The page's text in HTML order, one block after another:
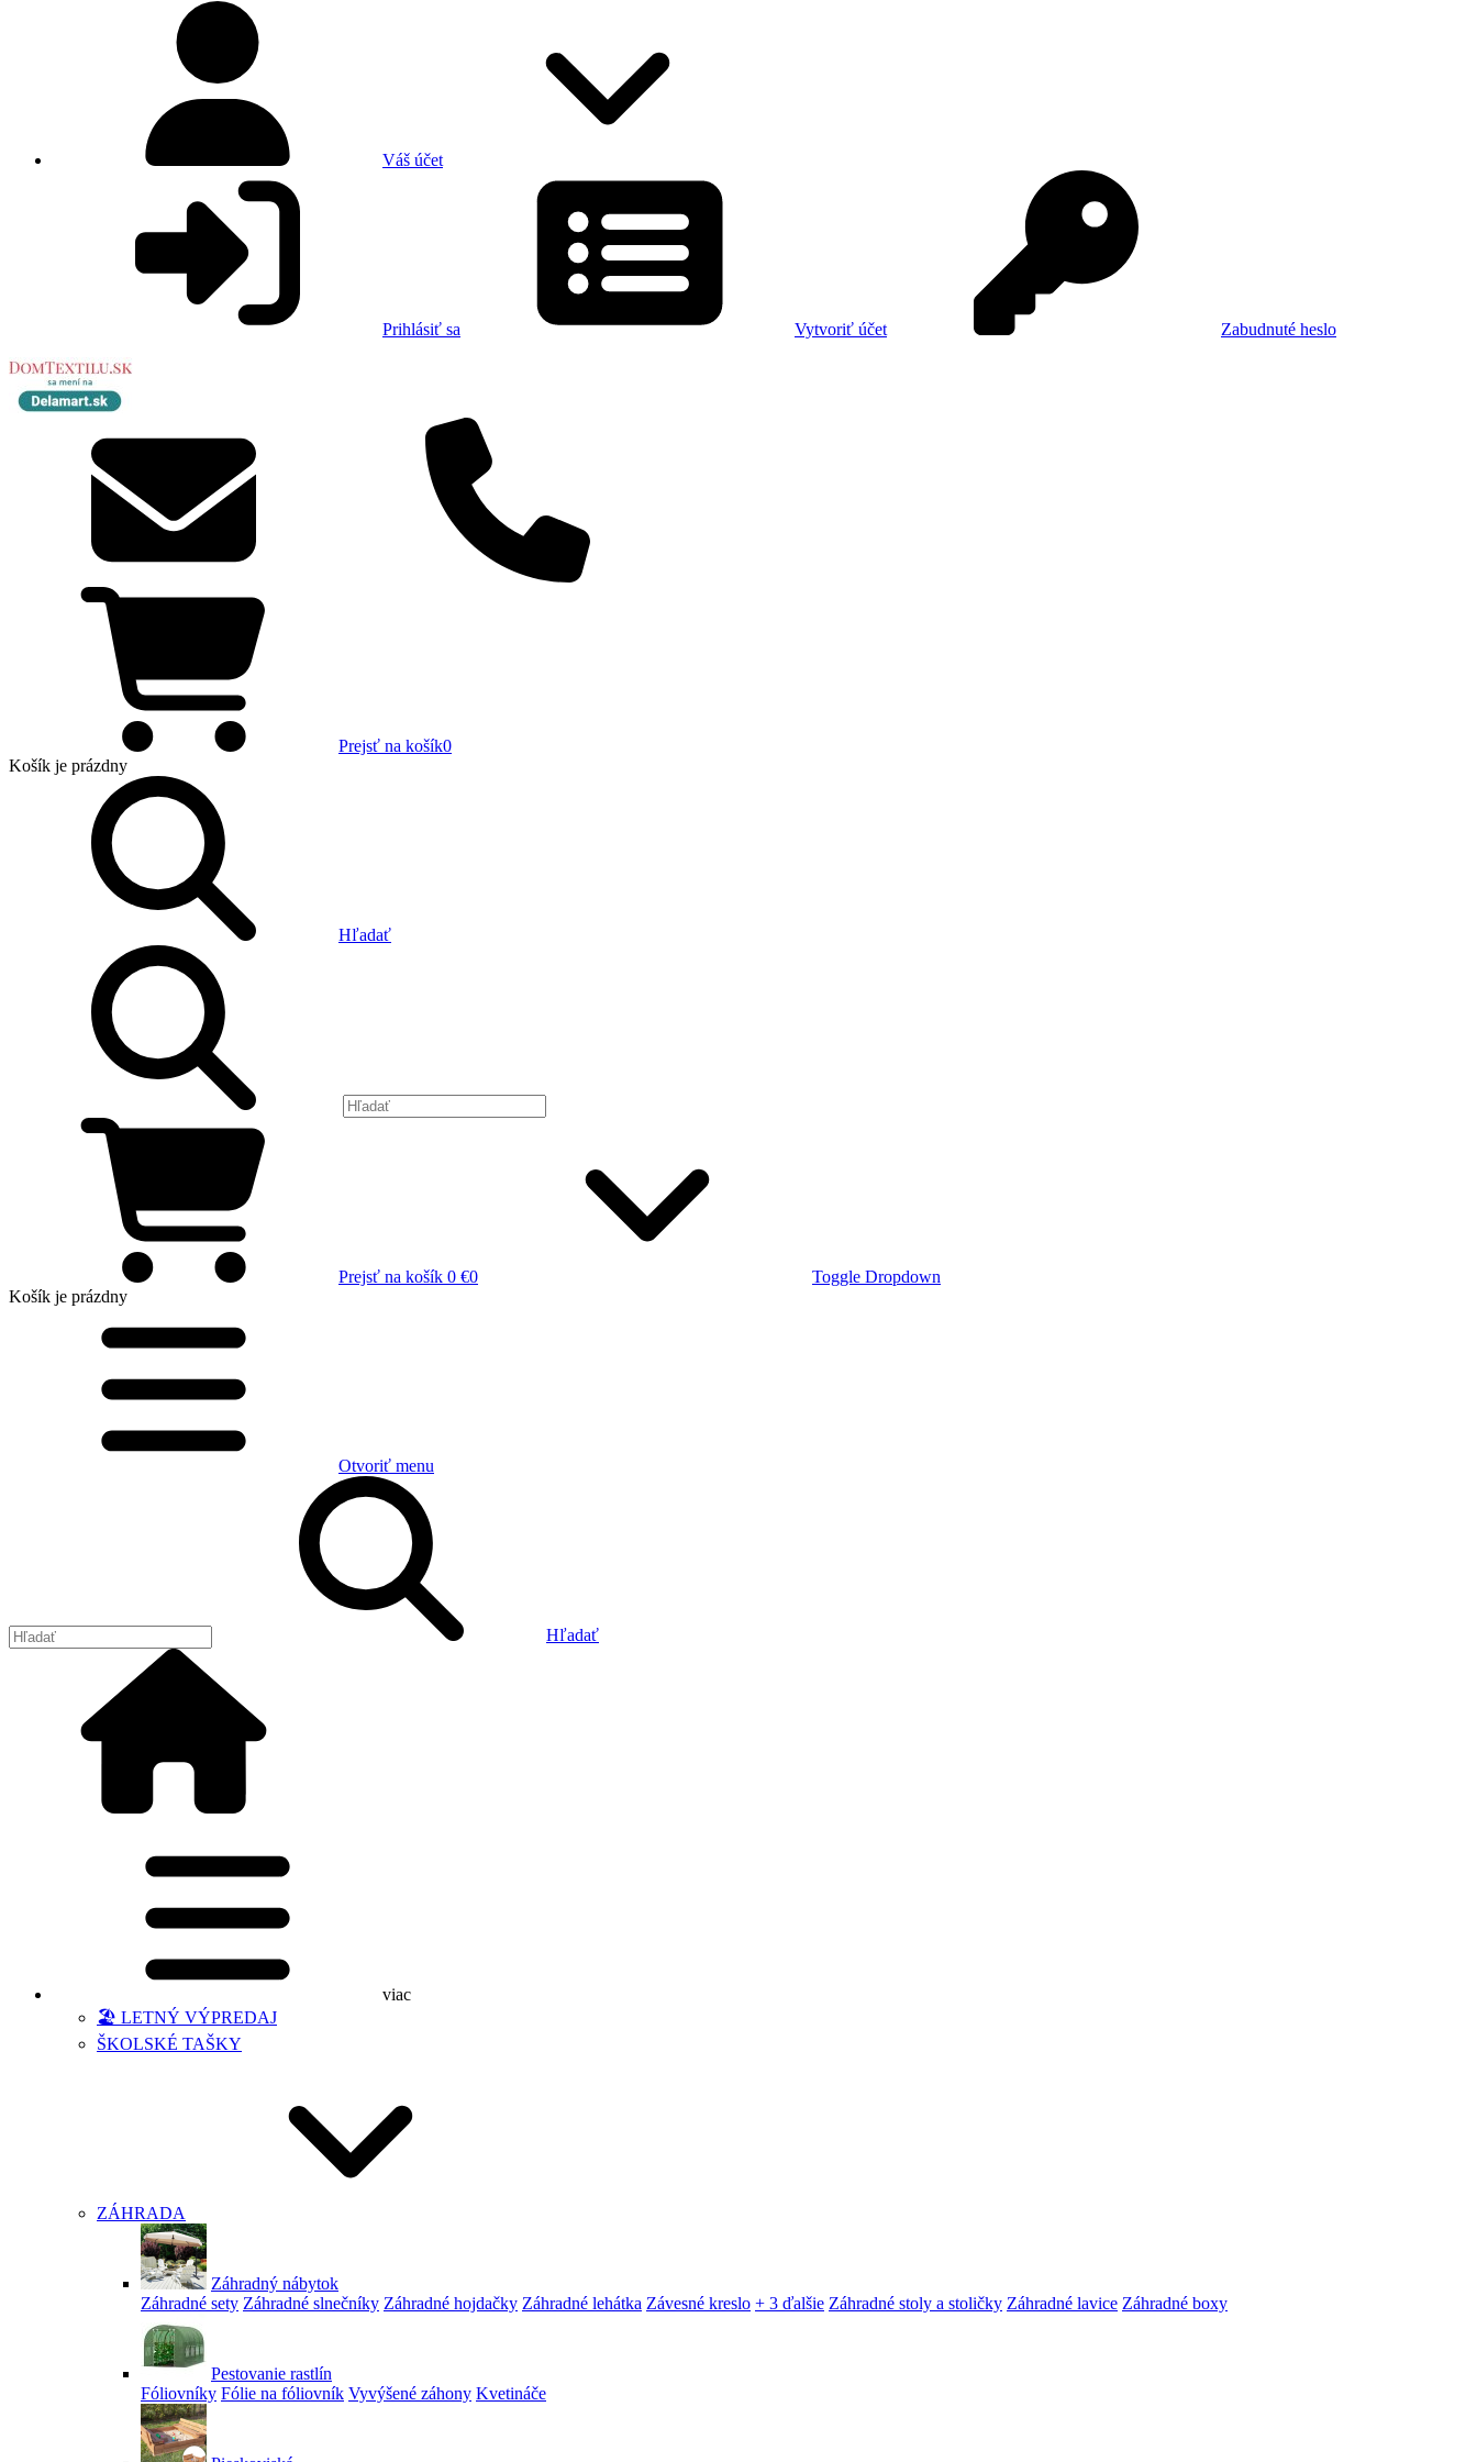
Váš účet
Prihlásiť sa Vytvoriť účet Zabudnuté heslo
Prejsť na košík0
Košík je prázdny
Hľadať
Prejsť na košík 0 €0
Toggle Dropdown
Košík je prázdny
Otvoriť menu
Hľadať
viac
🏖️ LETNÝ VÝPREDAJ
ŠKOLSKÉ TAŠKY
ZÁHRADA
Záhradný nábytok
Záhradné sety Záhradné slnečníky Záhradné hojdačky Záhradné lehátka Závesné kreslo + 3 ďalšie Záhradné stoly a stoličky Záhradné lavice Záhradné boxy
Pestovanie rastlín
Fóliovníky Fólie na fóliovník Vyvýšené záhony Kvetináče